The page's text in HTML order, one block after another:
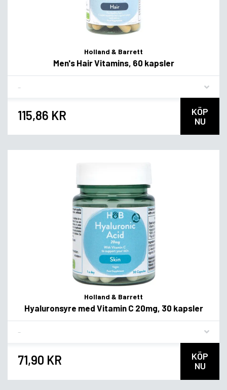
Holland & Barrett
Men's Hair Vitamins, 60 kapsler
115,86 KR
KÖP
NU
Holland & Barrett
Hyaluronsyre med Vitamin C 20mg, 30 kapsler
71,90 KR
KÖP
NU